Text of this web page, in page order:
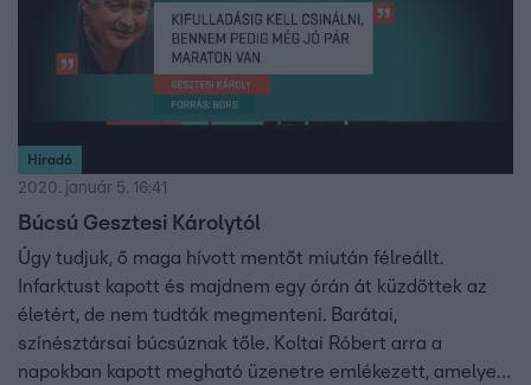
Híradó
2020. január 5. 16:41
Búcsú Gesztesi Károlytól
Úgy tudjuk, ő maga hívott mentőt miután félreállt.
Infarktust kapott és majdnem egy órán át küzdöttek az
életért, de nem tudták megmenteni. Barátai,
színésztársai búcsúznak tőle. Koltai Róbert arra a
napokban kapott megható üzenetre emlékezett, amelyet